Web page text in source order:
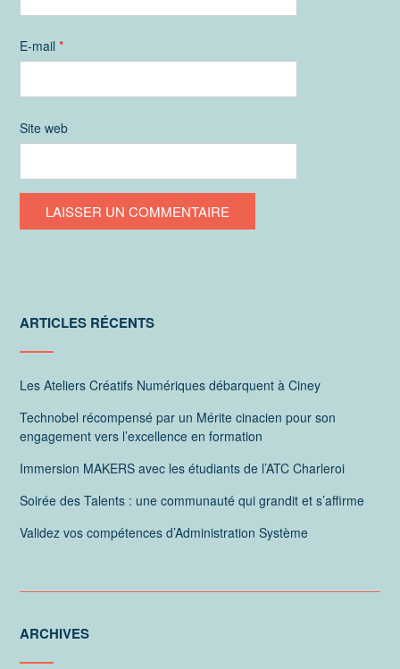
E-mail *
Site web
ARTICLES RÉCENTS
Les Ateliers Créatifs Numériques débarquent à Ciney
Technobel récompensé par un Mérite cinacien pour son
engagement vers l’excellence en formation
Immersion MAKERS avec les étudiants de l’ATC Charleroi
Soirée des Talents : une communauté qui grandit et s’affirme
Validez vos compétences d’Administration Système
ARCHIVES